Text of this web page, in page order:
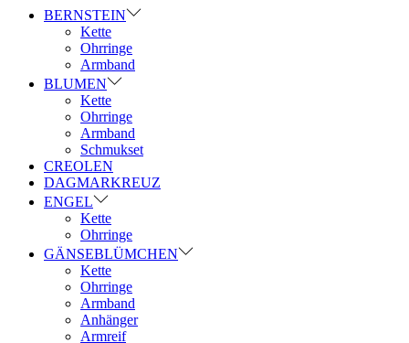
BERNSTEIN
Kette
Ohrringe
Armband
BLUMEN
Kette
Ohrringe
Armband
Schmukset
CREOLEN
DAGMARKREUZ
ENGEL
Kette
Ohrringe
GÄNSEBLÜMCHEN
Kette
Ohrringe
Armband
Anhänger
Armreif